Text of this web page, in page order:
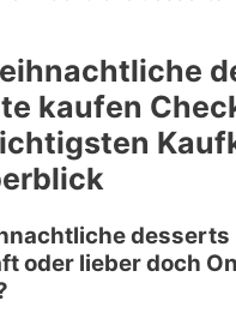
kaufen
desserts
oder lieber doch